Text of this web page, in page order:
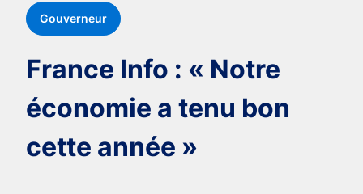
Gouverneur
France Info : « Notre
économie a tenu bon
cette année »